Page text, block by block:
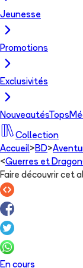
Jeunesse
Promotions
Exclusivités
NouveautésTops
Collection
Accueil> BD>
<Guerres et
Faire découvrir cet
En cours